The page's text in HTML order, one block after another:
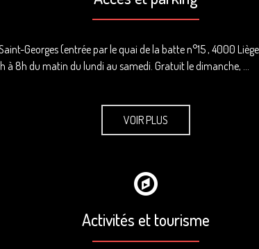
Georges (entrée par le quai de la batte n°15 , 4000
quartier de 18h à 8h du matin du lundi au
VOIR PLUS
Activités et tourisme